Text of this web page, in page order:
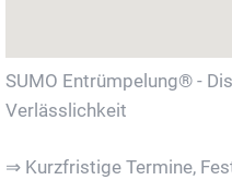
SUMO Entrümpelung® -
Verlässlichkeit
⇒ Kurzfristige Termine,